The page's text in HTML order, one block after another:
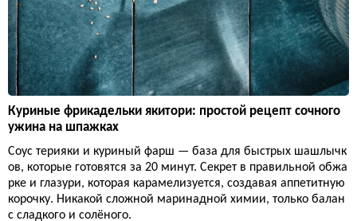
Куриные фрикадельки якитори: простой рецепт сочного
ужина на шпажках
Соус терияки и куриный фарш — база для быстрых шашлычк
ов, которые готовятся за 20 минут. Секрет в правильной обжа
рке и глазури, которая карамелизуется, создавая аппетитную
корочку. Никакой сложной маринадной химии, только балан
с сладкого и солёного.